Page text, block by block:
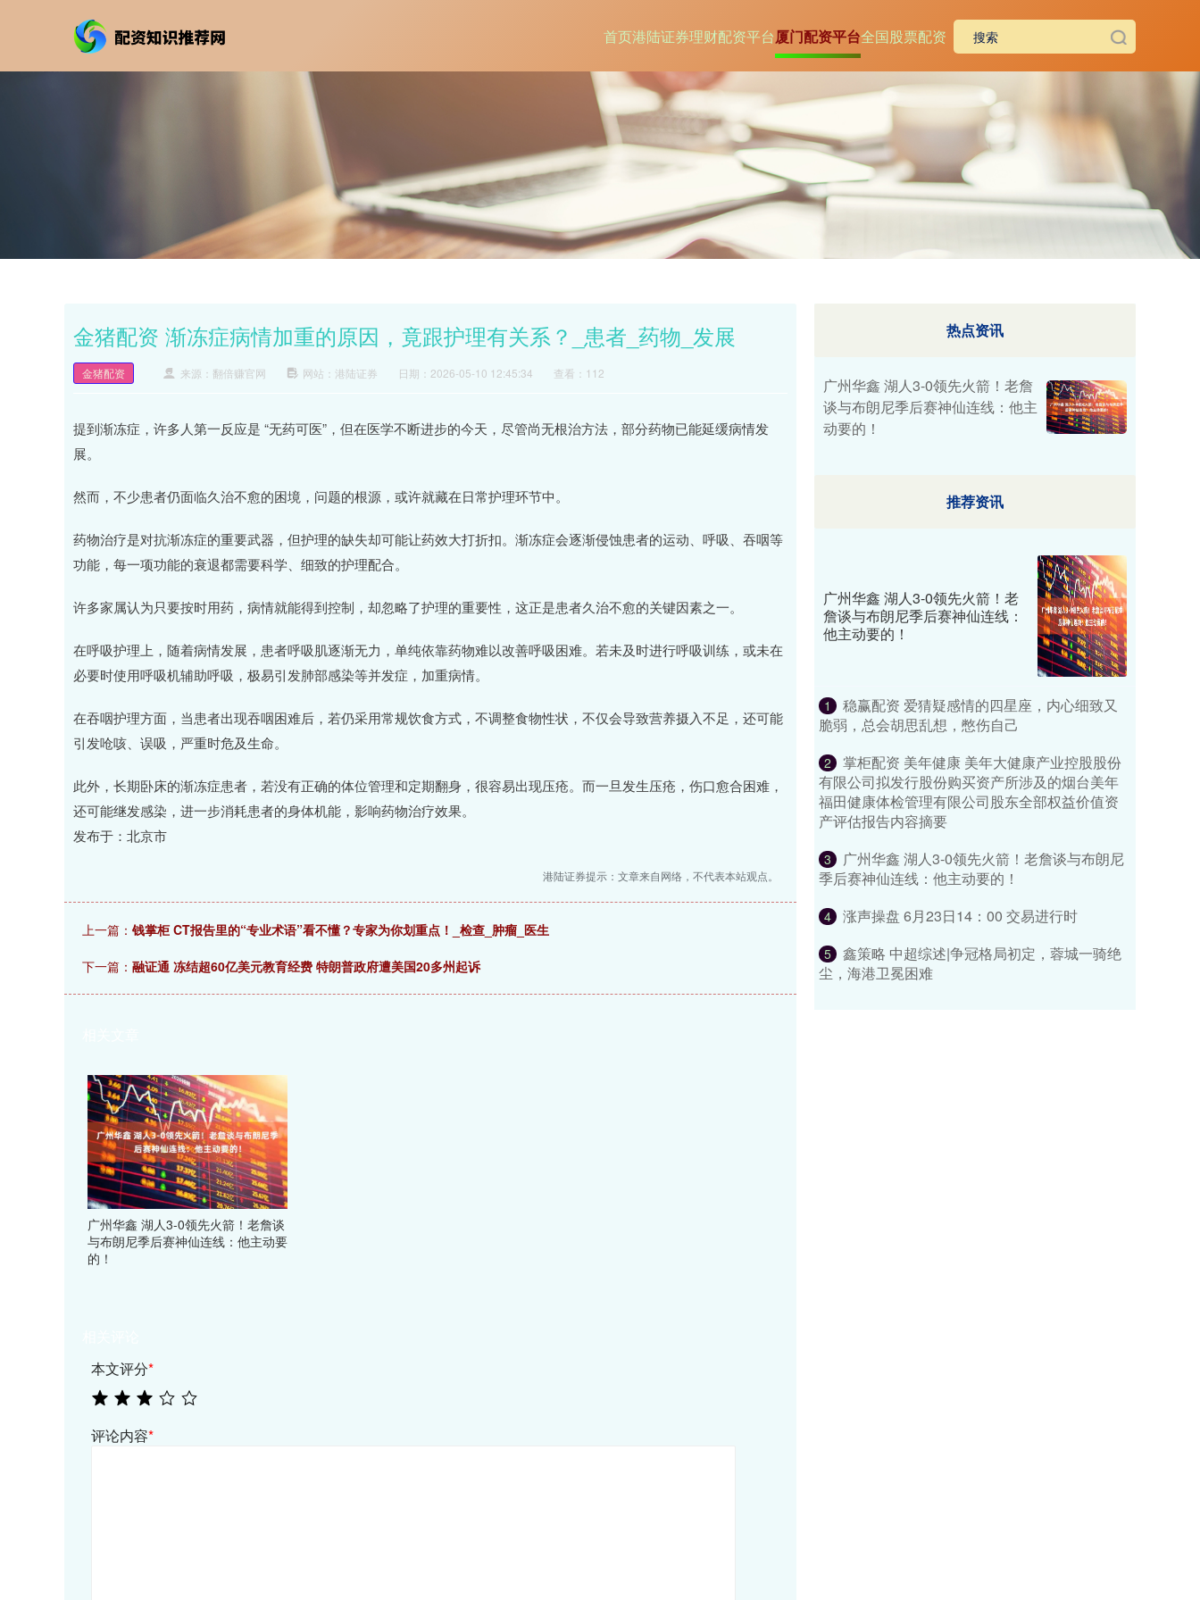
首页港陆证券理财配资平台厦门配资平台全国股票配资
金猪配资 渐冻症病情加重的原因，竟跟护理有关系？_患者_药物_发展
金猪配资 来源：翻倍赚官网 网站：港陆证券 日期：2026-05-10 12:45:34 查看：112
提到渐冻症，许多人第一反应是 “无药可医”，但在医学不断进步的今天，尽管尚无根治方法，部分药物已能延缓病情发
展。
然而，不少患者仍面临久治不愈的困境，问题的根源，或许就藏在日常护理环节中。
药物治疗是对抗渐冻症的重要武器，但护理的缺失却可能让药效大打折扣。渐冻症会逐渐侵蚀患者的运动、呼吸、吞咽等
功能，每一项功能的衰退都需要科学、细致的护理配合。
许多家属认为只要按时用药，病情就能得到控制，却忽略了护理的重要性，这正是患者久治不愈的关键因素之一。
在呼吸护理上，随着病情发展，患者呼吸肌逐渐无力，单纯依靠药物难以改善呼吸困难。若未及时进行呼吸训练，或未在
必要时使用呼吸机辅助呼吸，极易引发肺部感染等并发症，加重病情。
在吞咽护理方面，当患者出现吞咽困难后，若仍采用常规饮食方式，不调整食物性状，不仅会导致营养摄入不足，还可能
引发呛咳、误吸，严重时危及生命。
此外，长期卧床的渐冻症患者，若没有正确的体位管理和定期翻身，很容易出现压疮。而一旦发生压疮，伤口愈合困难，
还可能继发感染，进一步消耗患者的身体机能，影响药物治疗效果。
发布于：北京市
港陆证券提示：文章来自网络，不代表本站观点。
上一篇： 钱掌柜 CT报告里的“专业术语”看不懂？专家为你划重点！_检查_肿瘤_医生
下一篇： 融证通 冻结超60亿美元教育经费 特朗普政府遭美国20多州起诉
广州华鑫 湖人3-0领先火箭！老詹谈
与布朗尼季后赛神仙连线：他主动要
的！
本文评分*
评论内容*
热点资讯
广州华鑫 湖人3-0领先火箭！老詹
谈与布朗尼季后赛神仙连线：他主
动要的！
推荐资讯
广州华鑫 湖人3-0领先火箭！老
詹谈与布朗尼季后赛神仙连线：
他主动要的！
1
稳赢配资 爱猜疑感情的四星座，内心细致又
脆弱，总会胡思乱想，憋伤自己
2
掌柜配资 美年健康 美年大健康产业控股股份
有限公司拟发行股份购买资产所涉及的烟台美年
福田健康体检管理有限公司股东全部权益价值资
产评估报告内容摘要
3
广州华鑫 湖人3-0领先火箭！老詹谈与布朗尼
季后赛神仙连线：他主动要的！
4 涨声操盘 6月23日14：00 交易进行时
5
鑫策略 中超综述|争冠格局初定，蓉城一骑绝
尘，海港卫冕困难